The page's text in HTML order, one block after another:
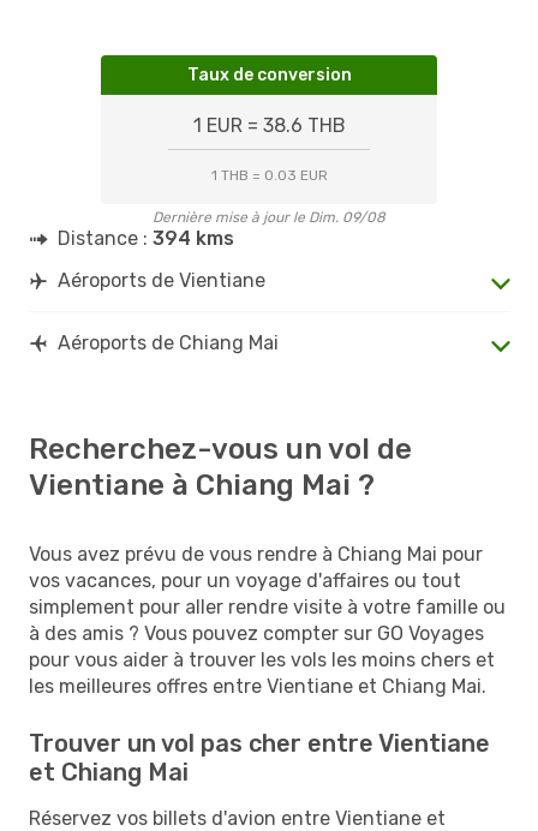
Taux de conversion
1 EUR = 38.6 THB
1 THB = 0.03 EUR
Dernière mise à jour le Dim. 09/08
Distance : 394 kms
Aéroports de Vientiane
Aéroports de Chiang Mai
Recherchez-vous un vol de
Vientiane à Chiang Mai ?
Vous avez prévu de vous rendre à Chiang Mai pour
vos vacances, pour un voyage d'affaires ou tout
simplement pour aller rendre visite à votre famille ou
à des amis ? Vous pouvez compter sur GO Voyages
pour vous aider à trouver les vols les moins chers et
les meilleures offres entre Vientiane et Chiang Mai.
Trouver un vol pas cher entre Vientiane
et Chiang Mai
Réservez vos billets d'avion entre Vientiane et